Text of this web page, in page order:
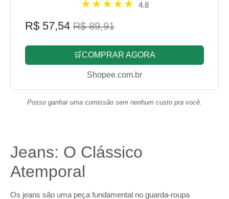
4.8
R$ 57,54 R$ 89,91
🛒COMPRAR AGORA
Shopee.com.br
Posso ganhar uma comissão sem nenhum custo pra você.
Jeans: O Clássico
Atemporal
Os jeans são uma peça fundamental no guarda-roupa